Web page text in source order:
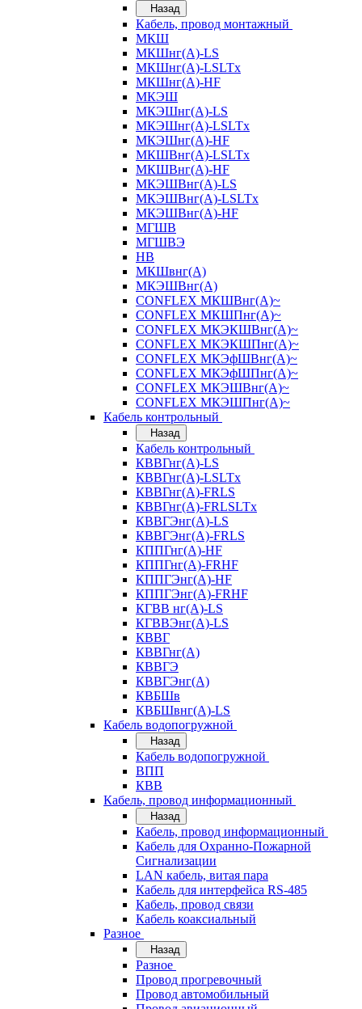
Назад
Кабель, провод монтажный
МКШ
МКШнг(А)-LS
МКШнг(А)-LSLTx
МКШнг(А)-HF
МКЭШ
МКЭШнг(А)-LS
МКЭШнг(А)-LSLTx
МКЭШнг(А)-HF
МКШВнг(A)-LSLTx
МКШВнг(А)-HF
МКЭШВнг(А)-LS
МКЭШВнг(A)-LSLTx
МКЭШВнг(А)-HF
МГШВ
МГШВЭ
НВ
МКШвнг(А)
МКЭШВнг(А)
CONFLEX МКШВнг(А)~
CONFLEX МКШПнг(А)~
CONFLEX МКЭКШВнг(А)~
CONFLEX МКЭКШПнг(А)~
CONFLEX МКЭфШВнг(А)~
CONFLEX МКЭфШПнг(А)~
CONFLEX МКЭШВнг(А)~
CONFLEX МКЭШПнг(А)~
Кабель контрольный
Назад
Кабель контрольный
КВВГнг(А)-LS
КВВГнг(А)-LSLTx
КВВГнг(А)-FRLS
КВВГнг(А)-FRLSLTx
КВВГЭнг(А)-LS
КВВГЭнг(А)-FRLS
КППГнг(А)-HF
КППГнг(А)-FRHF
КППГЭнг(А)-HF
КППГЭнг(А)-FRHF
КГВВ нг(А)-LS
КГВВЭнг(А)-LS
КВВГ
КВВГнг(А)
КВВГЭ
КВВГЭнг(А)
КВБШв
КВБШвнг(А)-LS
Кабель водопогружной
Назад
Кабель водопогружной
ВПП
КВВ
Кабель, провод информационный
Назад
Кабель, провод информационный
Кабель для Охранно-Пожарной
Сигнализации
LAN кабель, витая пара
Кабель для интерфейса RS-485
Кабель, провод связи
Кабель коаксиальный
Разное
Назад
Разное
Провод прогревочный
Провод автомобильный